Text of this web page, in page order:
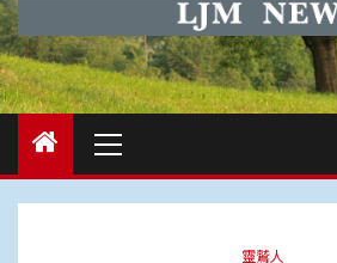
Menu
靈鷲人